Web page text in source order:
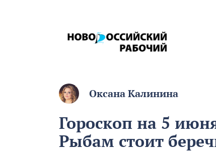
Оксана Калинина
Гороскоп на 5
Рыбам стоит